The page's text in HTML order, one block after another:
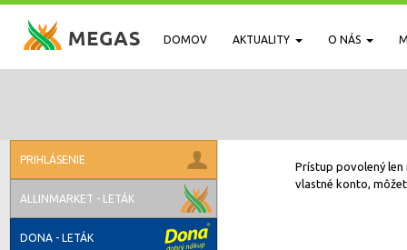
DOMOV AKTUALITY O NÁS
PRIHLÁSENIE
ALLINMARKET - LETÁK
DONA - LETÁK
Prístup povolený len
vlastné konto,